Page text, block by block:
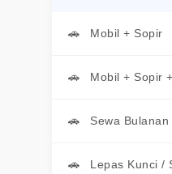
Mobil + Sopir
Mobil + Sopir
Sewa Bulanan
Lepas Kunci /